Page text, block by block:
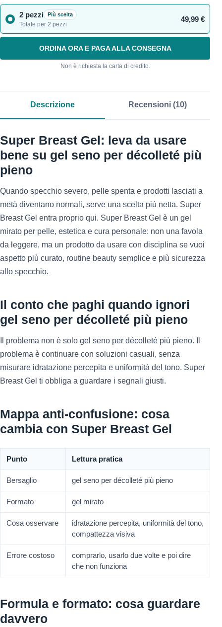
2 pezzi Più scelta
Totale per 2 pezzi
49,99 €
ORDINA ORA E PAGA ALLA CONSEGNA
Non è richiesta la carta di credito.
Descrizione Recensioni (10)
Super Breast Gel: leva da usare
bene su gel seno per décolleté più
pieno
Quando specchio severo, pelle spenta e prodotti lasciati a
metà diventano normali, serve una scelta più netta. Super
Breast Gel entra proprio qui. Super Breast Gel è un gel
mirato per pelle, estetica e cura personale: non una favola
da leggere, ma un prodotto da usare con disciplina se vuoi
aspetto più curato, routine beauty semplice e più sicurezza
allo specchio.
Il conto che paghi quando ignori
gel seno per décolleté più pieno
Il problema non è solo gel seno per décolleté più pieno. Il
problema è continuare con soluzioni casuali, senza
misurare idratazione percepita e uniformità del tono. Super
Breast Gel ti obbliga a guardare i segnali giusti.
Mappa anti-confusione: cosa
cambia con Super Breast Gel
Punto Lettura pratica
Bersaglio gel seno per décolleté più pieno
Formato gel mirato
Cosa osservare
idratazione percepita, uniformità del tono,
compattezza visiva
Errore costoso
comprarlo, usarlo due volte e poi dire
che non funziona
Formula e formato: cosa guardare
davvero